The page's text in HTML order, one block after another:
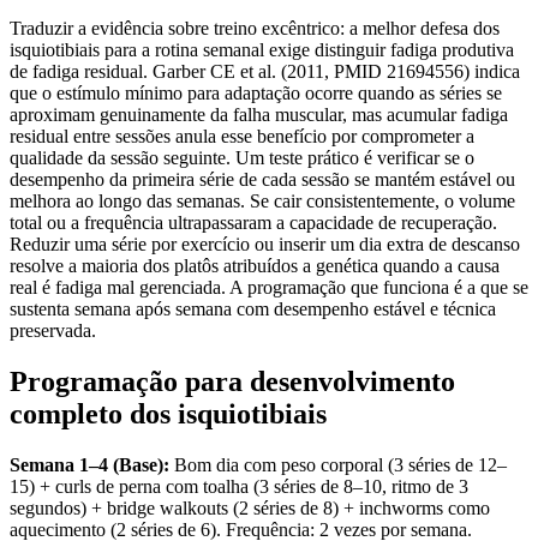
Traduzir a evidência sobre treino excêntrico: a melhor defesa dos
isquiotibiais para a rotina semanal exige distinguir fadiga produtiva
de fadiga residual. Garber CE et al. (2011, PMID 21694556) indica
que o estímulo mínimo para adaptação ocorre quando as séries se
aproximam genuinamente da falha muscular, mas acumular fadiga
residual entre sessões anula esse benefício por comprometer a
qualidade da sessão seguinte. Um teste prático é verificar se o
desempenho da primeira série de cada sessão se mantém estável ou
melhora ao longo das semanas. Se cair consistentemente, o volume
total ou a frequência ultrapassaram a capacidade de recuperação.
Reduzir uma série por exercício ou inserir um dia extra de descanso
resolve a maioria dos platôs atribuídos a genética quando a causa
real é fadiga mal gerenciada. A programação que funciona é a que se
sustenta semana após semana com desempenho estável e técnica
preservada.
Programação para desenvolvimento
completo dos isquiotibiais
Semana 1–4 (Base): Bom dia com peso corporal (3 séries de 12–
15) + curls de perna com toalha (3 séries de 8–10, ritmo de 3
segundos) + bridge walkouts (2 séries de 8) + inchworms como
aquecimento (2 séries de 6). Frequência: 2 vezes por semana.